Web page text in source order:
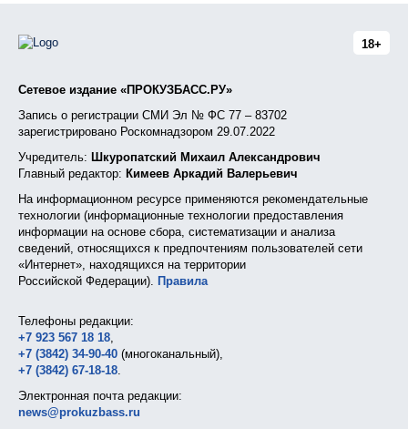
18+
Сетевое издание «ПРОКУЗБАСС.РУ»
Запись о регистрации СМИ Эл № ФС 77 – 83702
зарегистрировано Роскомнадзором 29.07.2022
Учредитель: Шкуропатский Михаил Александрович
Главный редактор: Кимеев Аркадий Валерьевич
На информационном ресурсе применяются рекомендательные
технологии (информационные технологии предоставления
информации на основе сбора, систематизации и анализа
сведений, относящихся к предпочтениям пользователей сети
«Интернет», находящихся на территории
Российской Федерации). Правила
Телефоны редакции:
+7 923 567 18 18
+7 (3842) 34-90-40 (многоканальный),
+7 (3842) 67-18-18
Электронная почта редакции:
news@prokuzbass.ru